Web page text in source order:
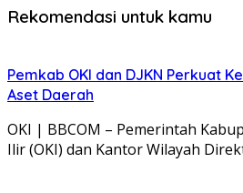
Rekomendasi untuk kamu
Pemkab OKI dan DJKN Perkuat
Aset Daerah
OKI | BBCOM – Pemerintah
Ilir (OKI) dan Kantor Wilayah